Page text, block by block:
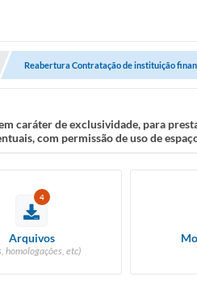
Reabertura Contratação de instituição
caráter de exclusividade, para
com permissão de uso de
4
Arquivos
homologações, etc)